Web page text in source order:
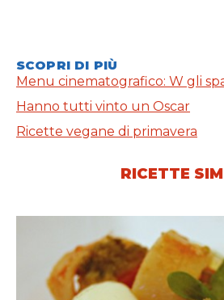
SCOPRI DI PIÙ
Menu cinematografico: W gli
Hanno tutti vinto un Oscar
Ricette vegane di primavera
RICETTE